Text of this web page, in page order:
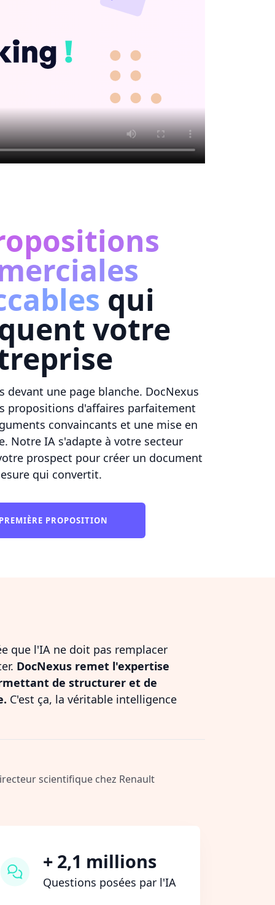
qui
votre
devant une page blanche. DocNexus
propositions d'affaires parfaitement
convaincants et une mise en
Notre IA s'adapte à votre secteur
prospect pour créer un document
qui convertit.
PROPOSITION
que l'IA ne doit pas remplacer
DocNexus remet l'expertise
de structurer et de
C'est ça, la véritable intelligence
scientifique chez Renault
+ 2,1 millions
Questions posées par l'IA